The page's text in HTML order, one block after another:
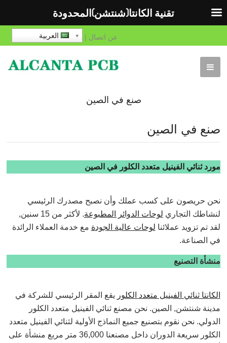
عن اتصال | العربية
صنع في الصين
صنع في الصين
مورد ثنائي الفينيل متعدد الكلور في الصين
نحن حريصون على كسب عملك وأن نصبح مصدرك الرئيسي
لنشاطك التجاري لوحات الدوائر المطبوعة
. لأكثر من 15 سنين,
لقد تم تزويد عملائنا لوحات عالية الجودة مع خدمة العملاء الرائدة
في الصناعة.
منشأة التصنيع
الكانتا ثنائي الفينيل متعدد الكلور يقع المقر الرئيسي للشركة في
مدينة شنتشن, الصين. نحن مصنع ثنائي الفينيل متعدد الكلور
الدولي. نحن نقوم بتصنيع جميع النماذج الأولية لثنائي الفينيل متعدد
الكلور سريعة الدوران داخل مصنعنا 36,000 متر مربع منشأة على
تقنية الكانتا(شنتشن)المحدودة